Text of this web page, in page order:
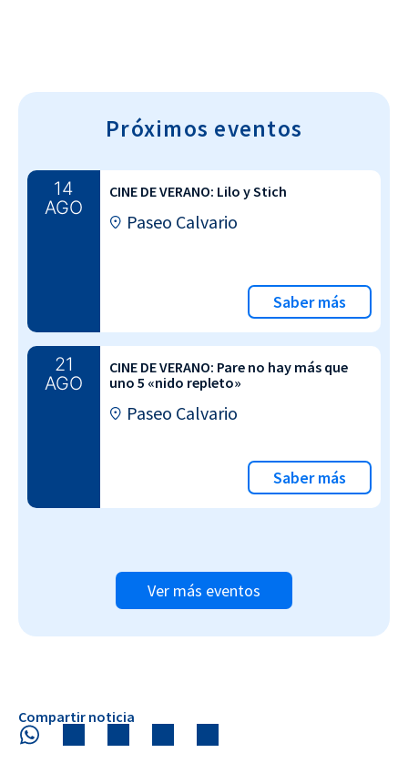
Próximos eventos
14
AGO
CINE DE VERANO: Lilo y Stich
Paseo Calvario
Saber más
21
AGO
CINE DE VERANO: Pare no hay más que
uno 5 «nido repleto»
Paseo Calvario
Saber más
Ver más eventos
Compartir noticia